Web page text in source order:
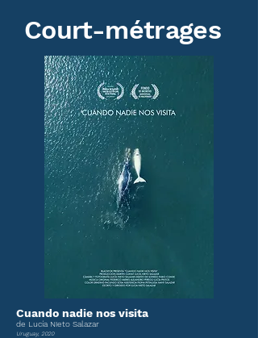
Court-métrages
Cuando nadie nos visita
de Lucía Nieto Salazar
Uruguay, 2020